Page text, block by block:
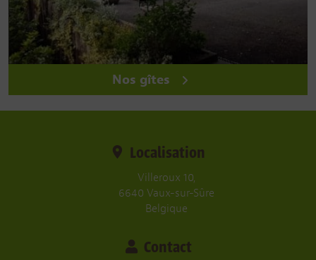
Nos gîtes
Localisation
Villeroux 10,
6640 Vaux-sur-Sûre
Belgique
Contact